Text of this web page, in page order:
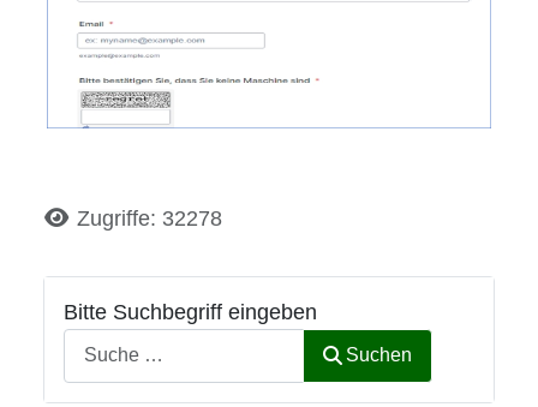
Bitte Suchbegriff eingeben
Suchen
DetailsZugriffe: 32278